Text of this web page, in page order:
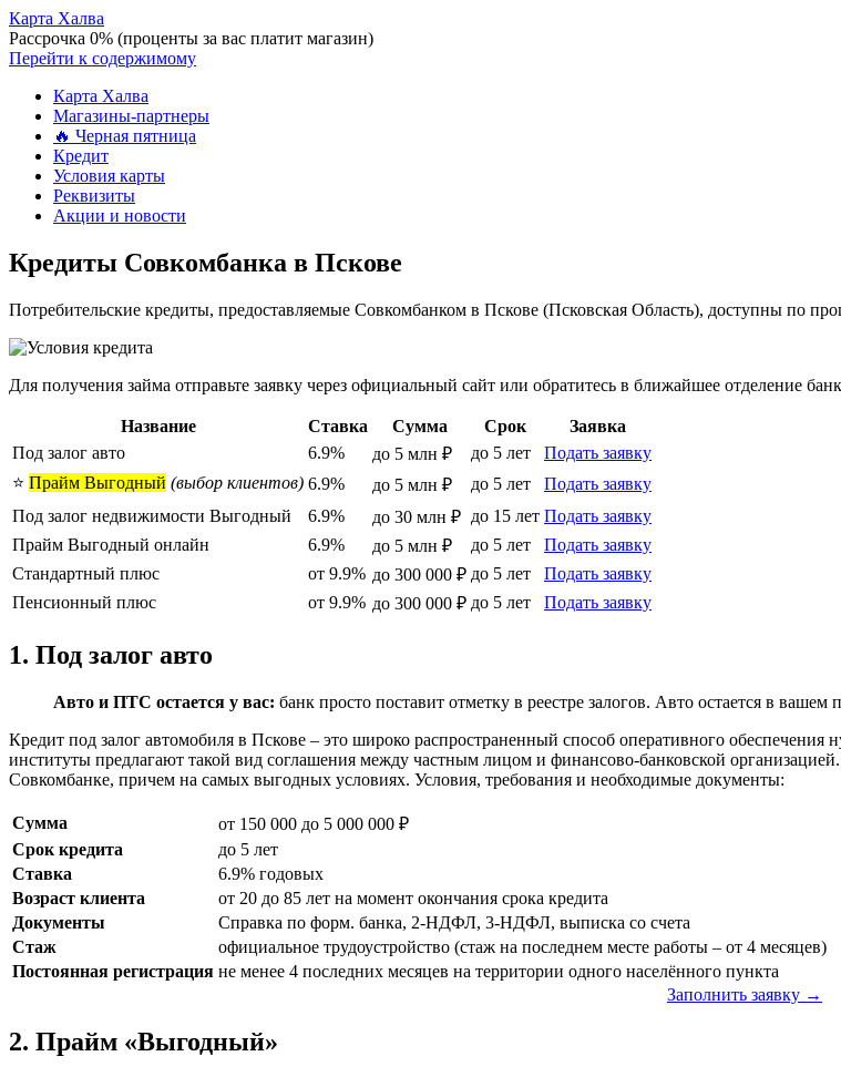
Карта Халва
Рассрочка 0% (проценты за вас платит магазин)
Перейти к содержимому
Карта Халва
Магазины-партнеры
🔥 Черная пятница
Кредит
Условия карты
Реквизиты
Акции и новости
Кредиты Совкомбанка в Пскове
Потребительские кредиты, предоставляемые Совкомбанком в Пскове (Псковская Область), доступны по
Для получения займа отправьте заявку через официальный сайт или обратитесь в ближайшее отделение
Название Ставка Сумма Срок
Заявка
Под залог авто
6.9% до 5 млн ₽ до 5 лет
Подать заявку
⭐ Прайм Выгодный (выбор клиентов) 6.9% до 5 млн ₽ до 5 лет
Подать заявку
Под залог недвижимости Выгодный
6.9% до 30 млн ₽ до 15 лет Подать заявку
Прайм Выгодный онлайн
6.9% до 5 млн ₽ до 5 лет
Подать заявку
Стандартный плюс
от 9.9% до 300 000 ₽ до 5 лет
Подать заявку
Пенсионный плюс
от 9.9% до 300 000 ₽ до 5 лет Подать заявку
1. Под залог авто
Авто и ПТС остается у вас: банк просто поставит отметку в реестре залогов. Авто остается в вашем
Кредит под залог автомобиля в Пскове – это широко распространенный способ оперативного
институты предлагают такой вид соглашения между частным лицом и финансово-банковской
Совкомбанке, причем на самых выгодных условиях. Условия, требования и необходимые документы:
Сумма
от 150 000 до 5 000 000 ₽
Срок кредита
до 5 лет
Ставка
6.9% годовых
Возраст клиента
от 20 до 85 лет на момент окончания срока кредита
Документы
Справка по форм. банка, 2-НДФЛ, 3-НДФЛ, выписка со счета
Стаж
официальное трудоустройство (стаж на последнем месте работы – от 4 месяцев)
Постоянная регистрация не менее 4 последних месяцев на территории одного населённого пункта
Заполнить заявку →
2. Прайм «Выгодный»